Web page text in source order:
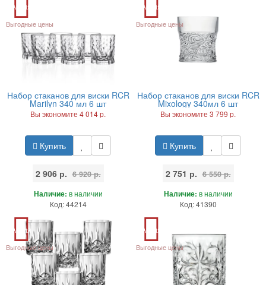
Акция
Выгодные цены
Набор стаканов для виски RCR
Marilyn 340 мл 6 шт
Вы экономите 4 014 р.
Купить
2 906 р. 6 920 р.
Наличие: в наличии
Код: 44214
Акция
Выгодные цены
Набор стаканов для виски RCR
Mixology 340мл 6 шт
Вы экономите 3 799 р.
Купить
2 751 р. 6 550 р.
Наличие: в наличии
Код: 41390
Акция
Выгодные цены
Акция
Выгодные цены